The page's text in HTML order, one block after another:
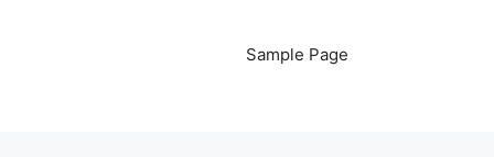
Sample Page